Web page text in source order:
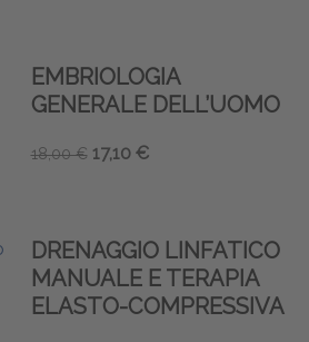
EMBRIOLOGIA
GENERALE DELL’UOMO
18,00 € 17,10 €
DRENAGGIO LINFATICO
MANUALE E TERAPIA
ELASTO-COMPRESSIVA